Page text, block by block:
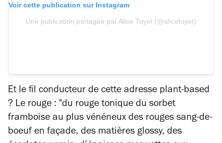
Voir cette publication sur Instagram
Une publication partagée par Alice Tuyet (@alicetuyet)
Et le fil conducteur de cette adresse plant-based
? Le rouge : "du rouge tonique du sorbet
framboise au plus vénéneux des rouges sang-de-
boeuf en façade, des matières glossy, des